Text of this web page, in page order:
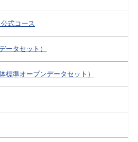
式コース
ータセット）
標準オープンデータセット）